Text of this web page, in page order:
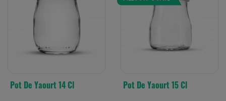
Pot De Yaourt 14 Cl Pot De Yaourt 15 Cl